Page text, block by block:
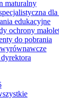
maturalny
edukacyjne
ochrony
do pobrania